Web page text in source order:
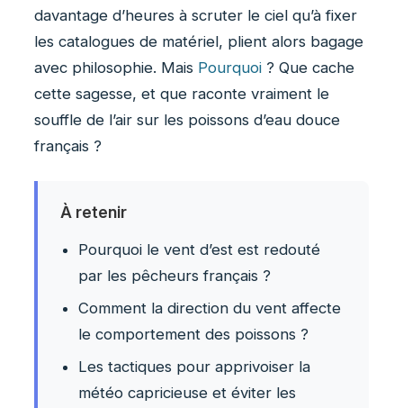
davantage d’heures à scruter le ciel qu’à fixer
les catalogues de matériel, plient alors bagage
avec philosophie. Mais Pourquoi ? Que cache
cette sagesse, et que raconte vraiment le
souffle de l’air sur les poissons d’eau douce
français ?
À retenir
Pourquoi le vent d’est est redouté
par les pêcheurs français ?
Comment la direction du vent affecte
le comportement des poissons ?
Les tactiques pour apprivoiser la
météo capricieuse et éviter les